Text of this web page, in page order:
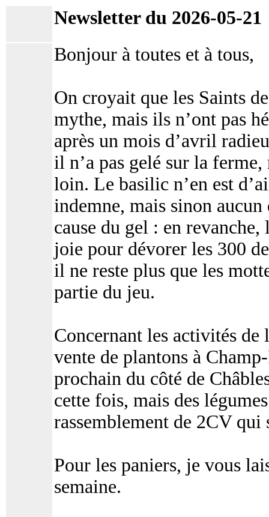
Newsletter du 2026-05-21
Bonjour à toutes et à tous,
On croyait que les Saints
mythe, mais ils n’ont pas
après un mois d’avril
il n’a pas gelé sur la ferme,
loin. Le basilic n’en est
indemne, mais sinon
cause du gel : en
joie pour dévorer les 300
il ne reste plus que les
partie du jeu.
Concernant les activités de
vente de plantons à
prochain du côté de
cette fois, mais des
rassemblement de 2CV qui
Pour les paniers, je vous
semaine.